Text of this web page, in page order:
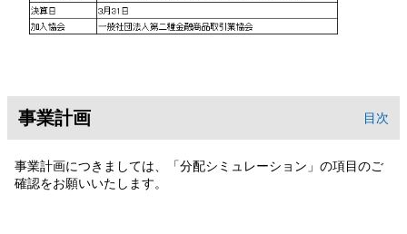
事業計画 目次
事業計画につきましては、「分配シミュレーション」の項目のご
確認をお願いいたします。